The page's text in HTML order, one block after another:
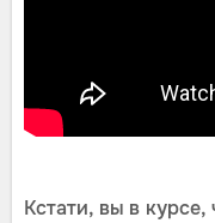
Кстати, вы в